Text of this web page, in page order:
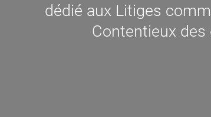
dédié aux Litiges
Contentieux des